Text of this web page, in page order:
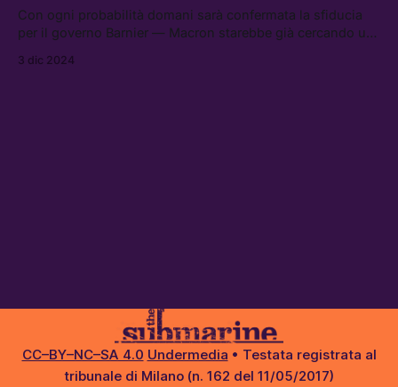
Con ogni probabilità domani sarà confermata la sfiducia
per il governo Barnier — Macron starebbe già cercando un
soluzione alla crisi politica francese possono essere
3 dic 2024
CC–BY–NC–SA 4.0 Undermedia • Testata registrata al
tribunale di Milano (n. 162 del 11/05/2017)